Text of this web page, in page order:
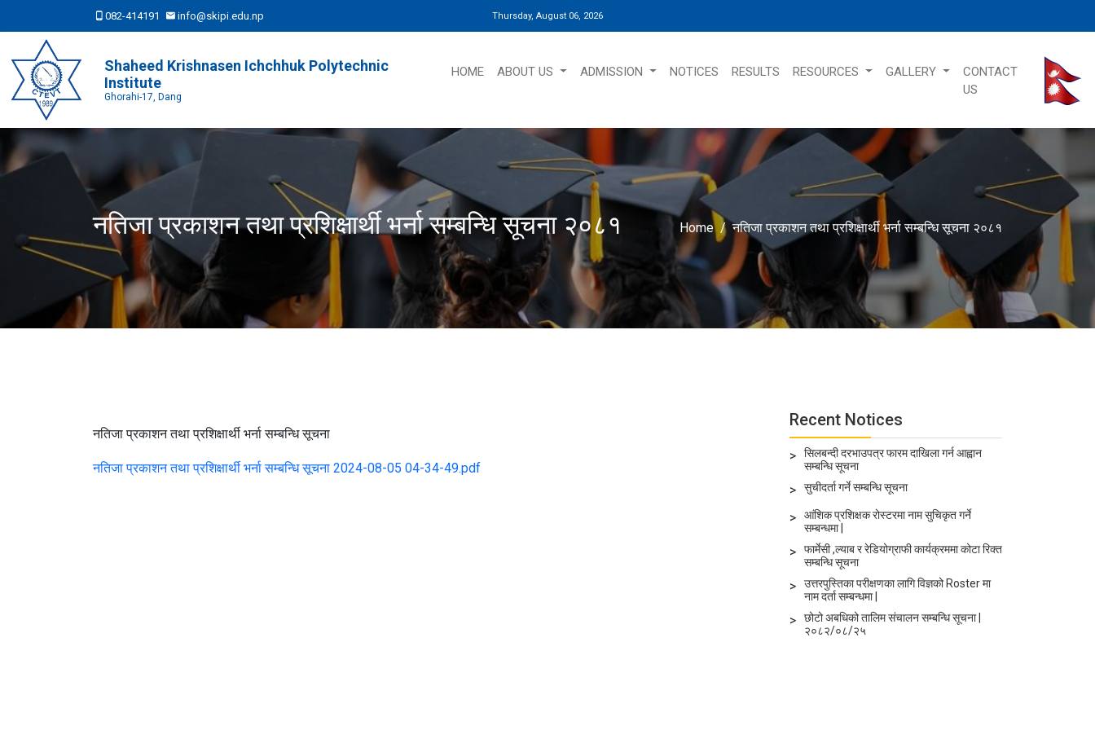
082-414191 info@skipi.edu.np Thursday, August 06, 2026
Shaheed Krishnasen Ichchhuk Polytechnic
Institute
Ghorahi-17, Dang
HOME ABOUT US ADMISSION NOTICES RESULTS RESOURCES GALLERY
CONTACT
US
नतिजा प्रकाशन तथा प्रशिक्षार्थी भर्ना सम्बन्धि सूचना २०८१ Home नतिजा प्रकाशन तथा प्रशिक्षार्थी भर्ना सम्बन्धि सूचना २०८१
नतिजा प्रकाशन तथा प्रशिक्षार्थी भर्ना सम्बन्धि सूचना
नतिजा प्रकाशन तथा प्रशिक्षार्थी भर्ना सम्बन्धि सूचना 2024-08-05 04-34-49.pdf
Recent Notices
>
सिलबन्दी दरभाउपत्र फारम दाखिला गर्न आह्वान
सम्बन्धि सूचना
> सुचीदर्ता गर्ने सम्बन्धि सूचना
>
आंशिक प्रशिक्षक रोस्टरमा नाम सुचिकृत गर्ने
सम्बन्धमा |
>
फार्मेसी ,ल्याब र रेडियोग्राफी कार्यक्रममा कोटा रिक्त
सम्बन्धि सूचना
>
उत्तरपुस्तिका परीक्षणका लागि विज्ञको Roster मा
नाम दर्ता सम्बन्धमा |
>
छोटो अबधिको तालिम संचालन सम्बन्धि सूचना |
२०८२/०८/२५